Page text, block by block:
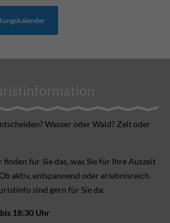
Wasser oder Wald? Zelt oder
für Sie das, was Sie für Ihre Aus­zeit
aktiv, ent­spannend oder erlebnis­reich.
sind gern für Sie da:
18:30 Uhr